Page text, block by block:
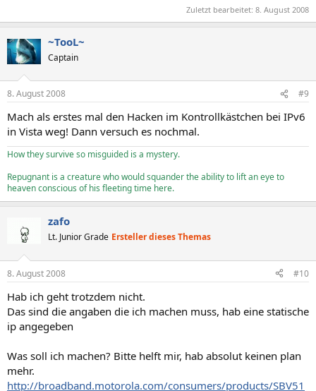
Zuletzt bearbeitet: 8. August 2008
~TooL~
Captain
8. August 2008 #9
Mach als erstes mal den Hacken im Kontrollkästchen bei IPv6
in Vista weg! Dann versuch es nochmal.
How they survive so misguided is a mystery.
Repugnant is a creature who would squander the ability to lift an eye to
heaven conscious of his fleeting time here.
zafo
Lt. Junior Grade Ersteller dieses Themas
8. August 2008 #10
Hab ich geht trotzdem nicht.
Das sind die angaben die ich machen muss, hab eine statische
ip angegeben
Was soll ich machen? Bitte helft mir, hab absolut keinen plan
mehr.
http://broadband.motorola.com/consumers/products/SBV51